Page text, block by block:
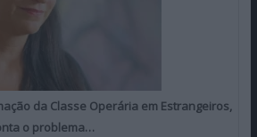
da Classe Operária em Estrangeiros,
o problema…